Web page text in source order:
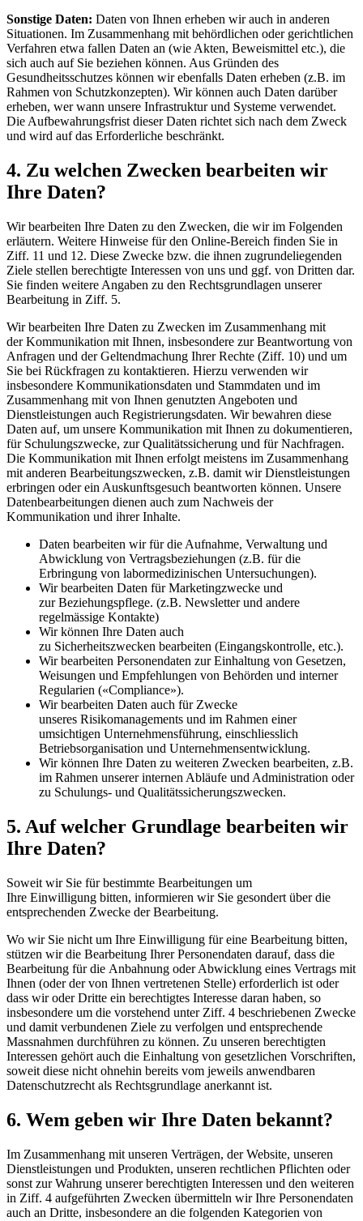
Sonstige Daten: Daten von Ihnen erheben wir auch in anderen
Situationen. Im Zusammenhang mit behördlichen oder gerichtlichen
Verfahren etwa fallen Daten an (wie Akten, Beweismittel etc.), die
sich auch auf Sie beziehen können. Aus Gründen des
Gesundheitsschutzes können wir ebenfalls Daten erheben (z.B. im
Rahmen von Schutzkonzepten). Wir können auch Daten darüber
erheben, wer wann unsere Infrastruktur und Systeme verwendet.
Die Aufbewahrungsfrist dieser Daten richtet sich nach dem Zweck
und wird auf das Erforderliche beschränkt.
4. Zu welchen Zwecken bearbeiten wir
Ihre Daten?
Wir bearbeiten Ihre Daten zu den Zwecken, die wir im Folgenden
erläutern. Weitere Hinweise für den Online-Bereich finden Sie in
Ziff. 11 und 12. Diese Zwecke bzw. die ihnen zugrundeliegenden
Ziele stellen berechtigte Interessen von uns und ggf. von Dritten dar.
Sie finden weitere Angaben zu den Rechtsgrundlagen unserer
Bearbeitung in Ziff. 5.
Wir bearbeiten Ihre Daten zu Zwecken im Zusammenhang mit
der Kommunikation mit Ihnen, insbesondere zur Beantwortung von
Anfragen und der Geltendmachung Ihrer Rechte (Ziff. 10) und um
Sie bei Rückfragen zu kontaktieren. Hierzu verwenden wir
insbesondere Kommunikationsdaten und Stammdaten und im
Zusammenhang mit von Ihnen genutzten Angeboten und
Dienstleistungen auch Registrierungsdaten. Wir bewahren diese
Daten auf, um unsere Kommunikation mit Ihnen zu dokumentieren,
für Schulungszwecke, zur Qualitätssicherung und für Nachfragen.
Die Kommunikation mit Ihnen erfolgt meistens im Zusammenhang
mit anderen Bearbeitungszwecken, z.B. damit wir Dienstleistungen
erbringen oder ein Auskunftsgesuch beantworten können. Unsere
Datenbearbeitungen dienen auch zum Nachweis der
Kommunikation und ihrer Inhalte.
Daten bearbeiten wir für die Aufnahme, Verwaltung und
Abwicklung von Vertragsbeziehungen (z.B. für die
Erbringung von labormedizinischen Untersuchungen).
Wir bearbeiten Daten für Marketingzwecke und
zur Beziehungspflege. (z.B. Newsletter und andere
regelmässige Kontakte)
Wir können Ihre Daten auch
zu Sicherheitszwecken bearbeiten (Eingangskontrolle, etc.).
Wir bearbeiten Personendaten zur Einhaltung von Gesetzen,
Weisungen und Empfehlungen von Behörden und interner
Regularien («Compliance»).
Wir bearbeiten Daten auch für Zwecke
unseres Risikomanagements und im Rahmen einer
umsichtigen Unternehmensführung, einschliesslich
Betriebsorganisation und Unternehmensentwicklung.
Wir können Ihre Daten zu weiteren Zwecken bearbeiten, z.B.
im Rahmen unserer internen Abläufe und Administration oder
zu Schulungs- und Qualitätssicherungszwecken.
5. Auf welcher Grundlage bearbeiten wir
Ihre Daten?
Soweit wir Sie für bestimmte Bearbeitungen um
Ihre Einwilligung bitten, informieren wir Sie gesondert über die
entsprechenden Zwecke der Bearbeitung.
Wo wir Sie nicht um Ihre Einwilligung für eine Bearbeitung bitten,
stützen wir die Bearbeitung Ihrer Personendaten darauf, dass die
Bearbeitung für die Anbahnung oder Abwicklung eines Vertrags mit
Ihnen (oder der von Ihnen vertretenen Stelle) erforderlich ist oder
dass wir oder Dritte ein berechtigtes Interesse daran haben, so
insbesondere um die vorstehend unter Ziff. 4 beschriebenen Zwecke
und damit verbundenen Ziele zu verfolgen und entsprechende
Massnahmen durchführen zu können. Zu unseren berechtigten
Interessen gehört auch die Einhaltung von gesetzlichen Vorschriften,
soweit diese nicht ohnehin bereits vom jeweils anwendbaren
Datenschutzrecht als Rechtsgrundlage anerkannt ist.
6. Wem geben wir Ihre Daten bekannt?
Im Zusammenhang mit unseren Verträgen, der Website, unseren
Dienstleistungen und Produkten, unseren rechtlichen Pflichten oder
sonst zur Wahrung unserer berechtigten Interessen und den weiteren
in Ziff. 4 aufgeführten Zwecken übermitteln wir Ihre Personendaten
auch an Dritte, insbesondere an die folgenden Kategorien von